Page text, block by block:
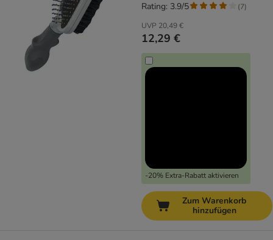
UVP 20,49 €
12,29 €
-20% Extra-Rabatt aktivieren
Rating: 3.9/5 (7)
Zum Warenkorb
hinzufügen